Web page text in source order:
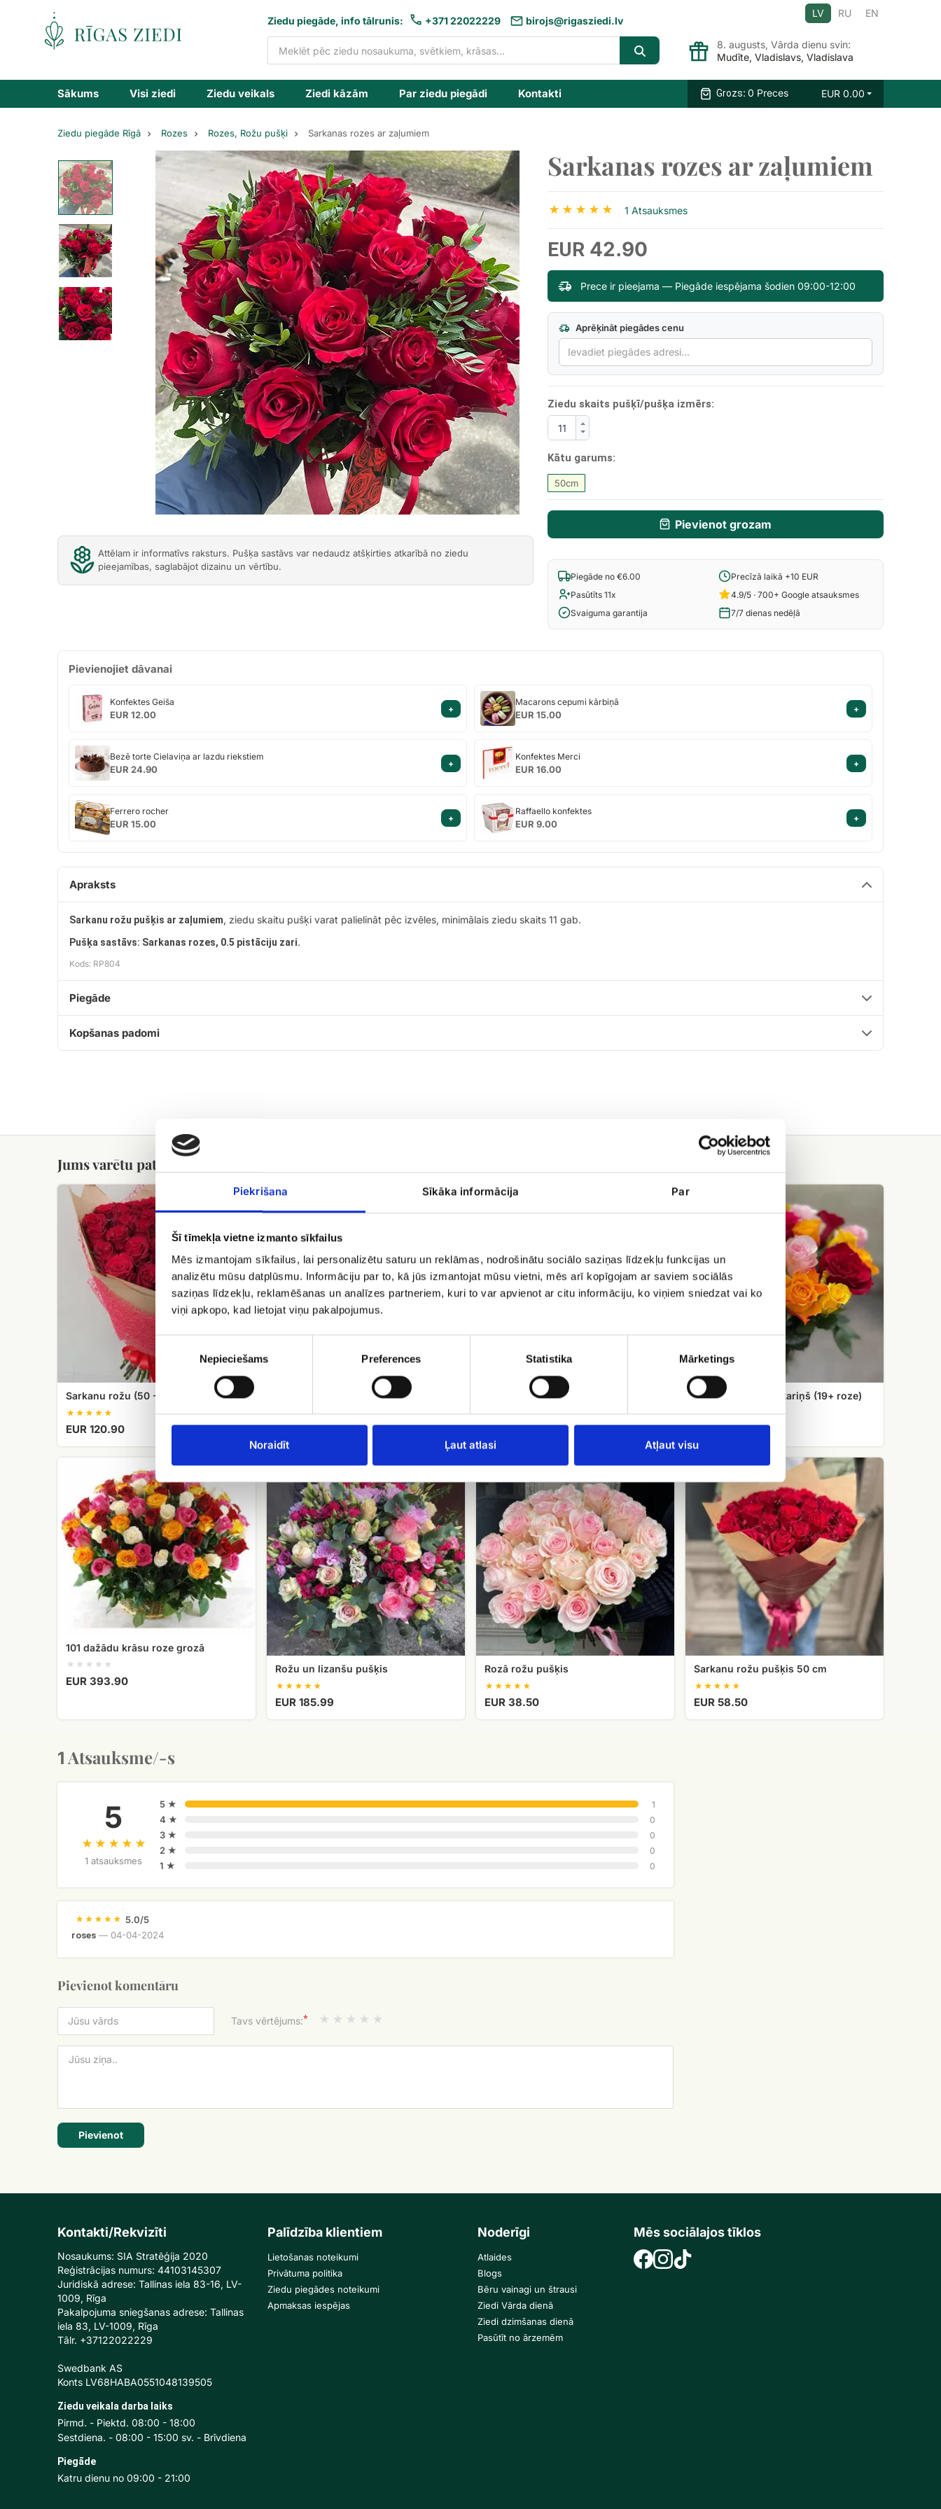
Piekrišana Sīkāka informācija Par
Šī tīmekļa vietne izmanto sīkfailus
Mēs izmantojam sīkfailus, lai personalizētu saturu un reklāmas, nodrošinātu sociālo saziņas līdzekļu funkcijas un
analizētu mūsu datplūsmu. Informāciju par to, kā jūs izmantojat mūsu vietni, mēs arī kopīgojam ar saviem sociālās
saziņas līdzekļu, reklamēšanas un analīzes partneriem, kuri to var apvienot ar citu informāciju, ko viņiem sniedzat vai ko
viņi apkopo, kad lietojat viņu pakalpojumus.
Piekrišanas
izvēle
Nepieciešams Preferences Statistika Mārketings
Noraidīt Ļaut atlasi Atļaut visu
Ziedu
piegāde
Ziedu piegāde, info tālrunis: +371 22022229 birojs@rigasziedi.lv
LV RU EN
8. augusts, Vārda dienu svin:
Mudīte, Vladislavs, Vladislava
Sākums Visi ziedi Ziedu veikals Ziedi kāzām Par ziedu piegādi Kontakti Grozs: 0 Preces EUR 0.00
Ziedu piegāde Rīgā Rozes Rozes, Rožu pušķi Sarkanas rozes ar zaļumiem
Previous
Sarkanas
Next
Attēlam ir informatīvs raksturs. Pušķa sastāvs var nedaudz atšķirties atkarībā no ziedu
pieejamības, saglabājot dizainu un vērtību.
Sarkanas rozes ar zaļumiem
1 Atsauksmes
EUR 42.90
Prece ir pieejama — Piegāde iespējama šodien 09:00-12:00
Aprēķināt piegādes cenu
Ziedu skaits pušķī/pušķa izmērs:
Kātu garums:
50cm
Pievienot grozam
Piegāde no €6.00
Precīzā laikā +10 EUR
Pasūtīts 11x
4.9/5 · 700+ Google atsauksmes
Svaiguma garantija
7/7 dienas nedēļā
Pievienojiet dāvanai
Konfektes
Geiša
Konfektes Geiša
EUR 12.00
+
Macarons
cepumi
kārbiņā
Macarons cepumi kārbiņā
EUR 15.00
+
Bezē
torte
Cielaviņa
lazdu
riekstiem
Bezē torte Cielaviņa ar lazdu riekstiem
EUR 24.90
+
Konfektes
Merci
Konfektes Merci
EUR 16.00
+
Ferrero
rocher
Ferrero rocher
EUR 15.00
+
Raffaello
konfektes
Raffaello konfektes
EUR 9.00
+
Apraksts
Sarkanu rožu pušķis ar zaļumiem, ziedu skaitu pušķi varat palielināt pēc izvēles, minimālais ziedu skaits 11 gab.
Pušķa sastāvs: Sarkanas rozes, 0.5 pistāciju zari.
Kods: RP804
Piegāde
Kopšanas padomi
Jums varētu patikt
Sarkanu
rožu
Sarkanu rožu (50 - 60 cm) pušķis
EUR 120.90
Rožu
EUR 144.30
101
101 dzeltena roze
EUR 353.50
Rožu
Rožu pušķis Saulstariņš (19+ roze)
EUR 66.50
101
grozā
101 dažādu krāsu roze grozā
EUR 393.90
Rožu
lizanšu
pušķis
Rožu un lizanšu pušķis
EUR 185.99
Rozā
Rozā rožu pušķis
EUR 38.50
Sarkanu
Sarkanu rožu pušķis 50 cm
EUR 58.50
1 Atsauksme/-s
5
1 atsauksmes
5 ★ 1
4 ★ 0
3 ★ 0
2 ★ 0
1 ★ 0
5.0/5
roses — 04-04-2024
Pievienot komentāru
Tavs vērtējums:*
Pievienot
Kontakti/Rekvizīti
Nosaukums: SIA Stratēģija 2020
Reģistrācijas numurs: 44103145307
Juridiskā adrese: Tallinas iela 83-16, LV-
1009, Rīga
Pakalpojuma sniegšanas adrese: Tallinas
iela 83, LV-1009, Rīga
Tālr. +37122022229
Swedbank AS
Konts LV68HABA0551048139505
Ziedu veikala darba laiks
Pirmd. - Piektd. 08:00 - 18:00
Sestdiena. - 08:00 - 15:00 sv. - Brīvdiena
Piegāde
Katru dienu no 09:00 - 21:00
Palīdzība klientiem
Lietošanas noteikumi
Privātuma politika
Ziedu piegādes noteikumi
Apmaksas iespējas
Noderīgi
Atlaides
Blogs
Bēru vainagi un štrausi
Ziedi Vārda dienā
Ziedi dzimšanas dienā
Pasūtīt no ārzemēm
Mēs sociālajos tīklos